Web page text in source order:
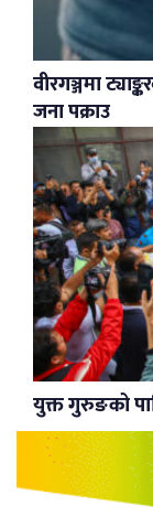
वीरगञ्जमा
जना पक्राउ
युक्त गुरुङको